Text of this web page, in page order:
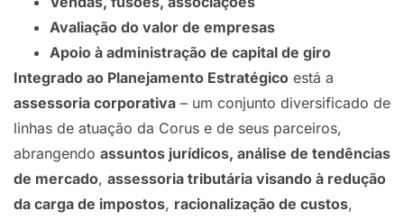
Avaliação do valor de empresas
Apoio à administração de capital de giro
Integrado ao Planejamento Estratégico está a
assessoria corporativa – um conjunto diversificado de
linhas de atuação da Corus e de seus parceiros,
abrangendo assuntos jurídicos, análise de tendências
de mercado, assessoria tributária visando à redução
da carga de impostos, racionalização de custos,